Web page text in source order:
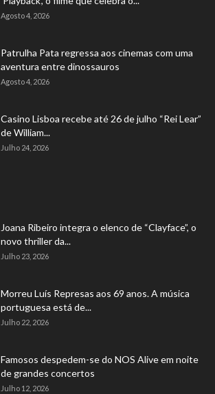
Agosto 4, 2026
Patrulha Pata regressa aos cinemas com uma
aventura entre dinossauros
Agosto 4, 2026
Casino Lisboa recebe até 26 de julho “Rei Lear”
de William...
Julho 24, 2026
Joana Ribeiro integra o elenco de “Clayface”, o
novo thriller da...
Julho 23, 2026
Morreu Luís Represas aos 69 anos. A música
portuguesa está de...
Julho 22, 2026
Famosos despedem-se do NOS Alive em noite
de grandes concertos
Julho 12, 2026